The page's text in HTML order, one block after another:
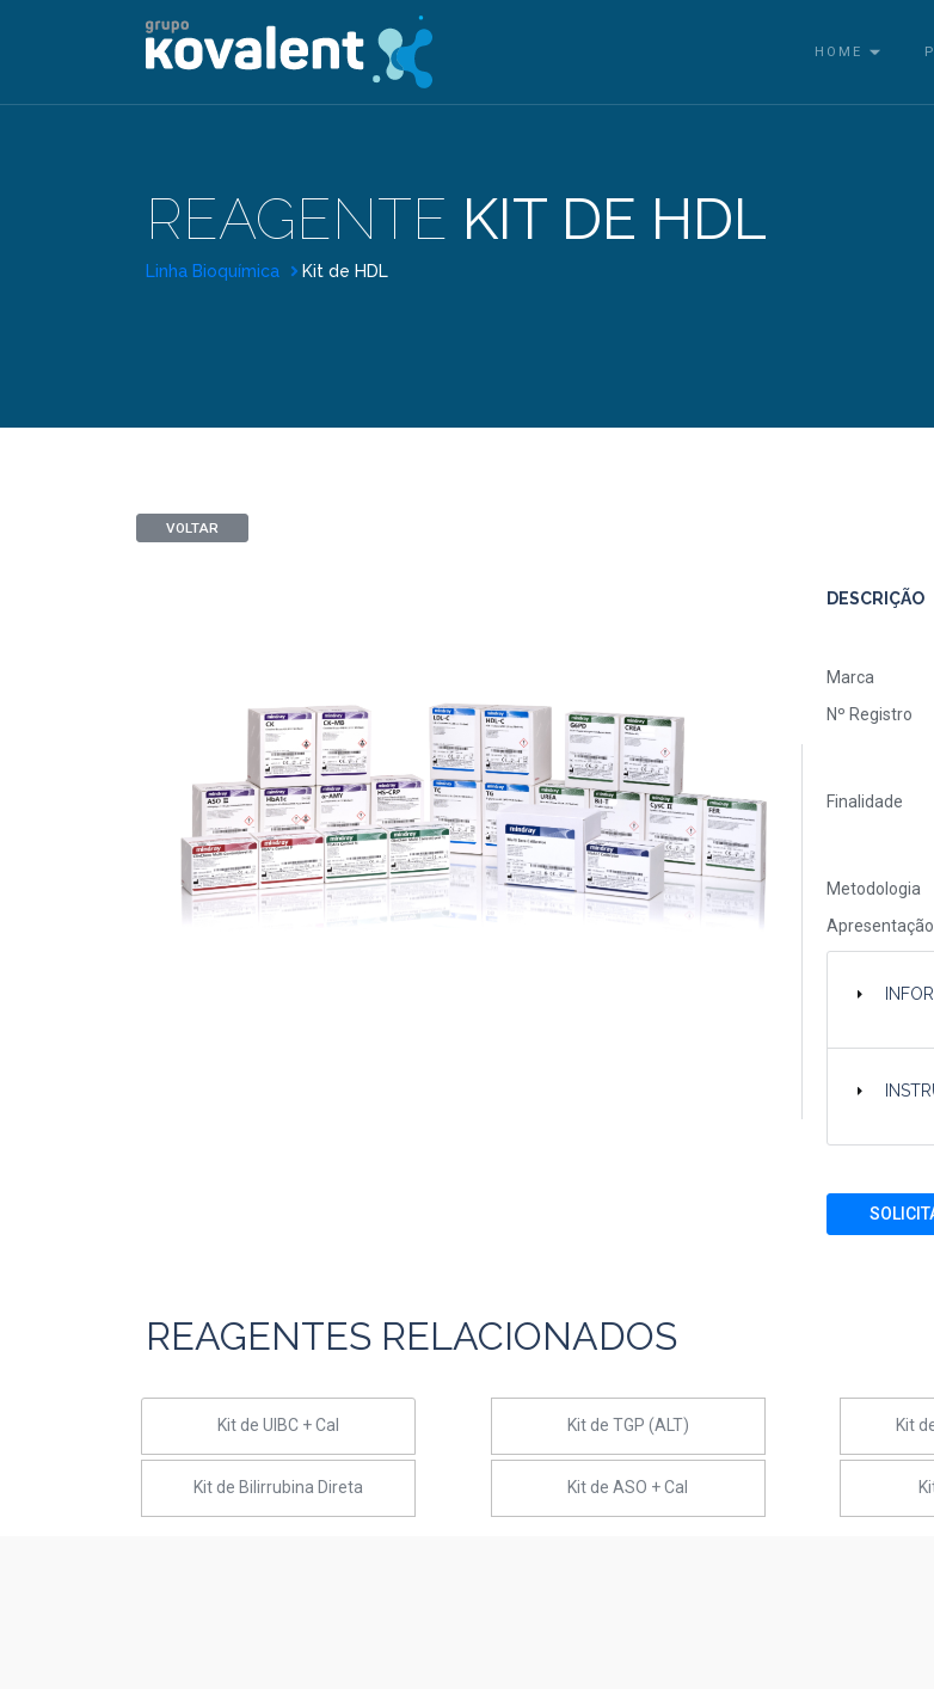
HOME
REAGENTE KIT DE HDL
Linha Bioquímica Kit de HDL
VOLTAR
DESCRIÇÃO
Marca
Nº Registro
Finalidade
Metodologia
Apresentação
REAGENTES RELACIONADOS
Kit de UIBC + Cal Kit de TGP (ALT) Kit
Kit de Bilirrubina Direta Kit de ASO + Cal